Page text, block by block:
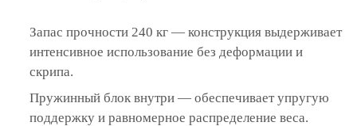
Запас прочности 240 кг — конструкция выдерживает
интенсивное использование без деформации и
скрипа.
Пружинный блок внутри — обеспечивает упругую
поддержку и равномерное распределение веса.